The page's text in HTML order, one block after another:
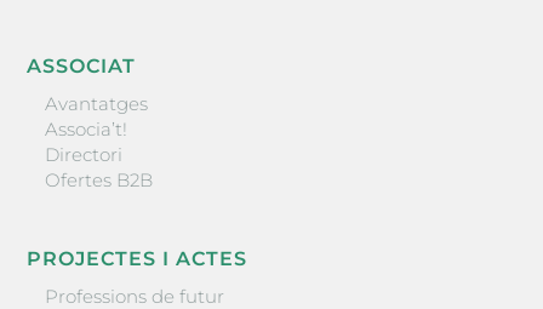
ASSOCIAT
Avantatges
Associa’t!
Directori
Ofertes B2B
PROJECTES I ACTES
Professions de futur